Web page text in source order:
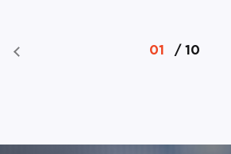
01 / 10